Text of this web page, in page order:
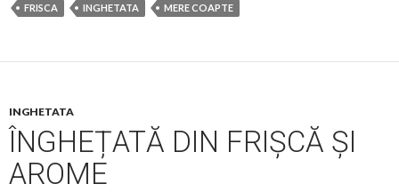
FRISCA INGHETATA MERE COAPTE
INGHETATA
ÎNGHEȚATĂ DIN FRIȘCĂ ȘI
AROME